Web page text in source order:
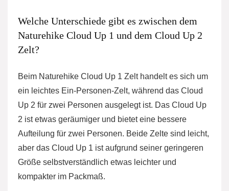
Welche Unterschiede gibt es zwischen dem
Naturehike Cloud Up 1 und dem Cloud Up 2
Zelt?
Beim Naturehike Cloud Up 1 Zelt handelt es sich um
ein leichtes Ein-Personen-Zelt, während das Cloud
Up 2 für zwei Personen ausgelegt ist. Das Cloud Up
2 ist etwas geräumiger und bietet eine bessere
Aufteilung für zwei Personen. Beide Zelte sind leicht,
aber das Cloud Up 1 ist aufgrund seiner geringeren
Größe selbstverständlich etwas leichter und
kompakter im Packmaß.